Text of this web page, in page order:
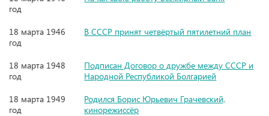
год
18 марта 1946
год
В СССР принят четвёртый пятилетний план
18 марта 1948
год
Подписан Договор о дружбе между СССР и
Народной Республикой Болгарией
18 марта 1949
год
Родился Борис Юрьевич Грачевский,
кинорежиссёр